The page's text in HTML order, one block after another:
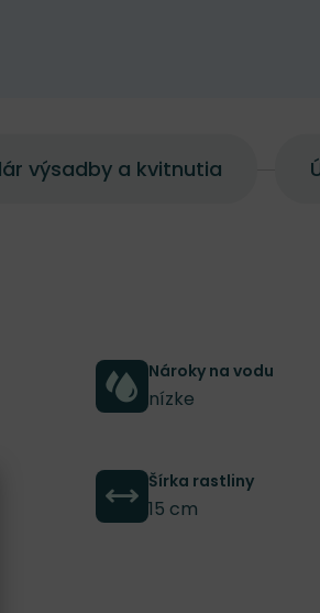
výsadby a kvitnutia
Nároky na vodu
nízke
Šírka rastliny
15 cm